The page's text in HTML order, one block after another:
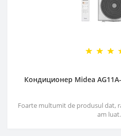
Кондиционер Midea
Foarte multumit de produsul dat,
am